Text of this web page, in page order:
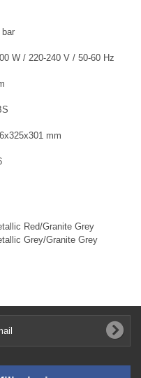
bar
W / 220-240 V / 50-60 Hz
mm
Red/Granite Grey
Grey/Granite Grey